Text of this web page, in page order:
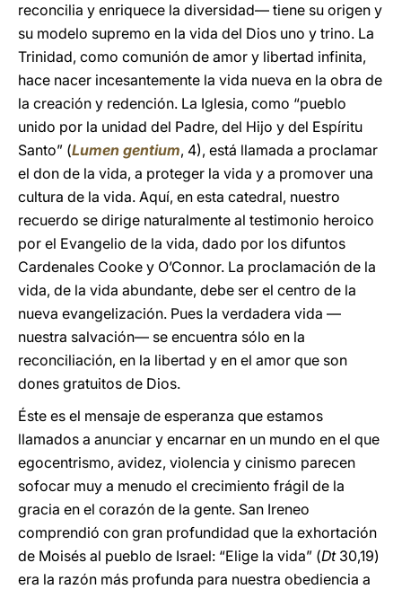
reconcilia y enriquece la diversidad— tiene su origen y
su modelo supremo en la vida del Dios uno y trino. La
Trinidad, como comunión de amor y libertad infinita,
hace nacer incesantemente la vida nueva en la obra de
la creación y redención. La Iglesia, como “pueblo
unido por la unidad del Padre, del Hijo y del Espíritu
Santo” (Lumen gentium, 4), está llamada a proclamar
el don de la vida, a proteger la vida y a promover una
cultura de la vida. Aquí, en esta catedral, nuestro
recuerdo se dirige naturalmente al testimonio heroico
por el Evangelio de la vida, dado por los difuntos
Cardenales Cooke y O’Connor. La proclamación de la
vida, de la vida abundante, debe ser el centro de la
nueva evangelización. Pues la verdadera vida —
nuestra salvación— se encuentra sólo en la
reconciliación, en la libertad y en el amor que son
dones gratuitos de Dios.
Éste es el mensaje de esperanza que estamos
llamados a anunciar y encarnar en un mundo en el que
egocentrismo, avidez, violencia y cinismo parecen
sofocar muy a menudo el crecimiento frágil de la
gracia en el corazón de la gente. San Ireneo
comprendió con gran profundidad que la exhortación
de Moisés al pueblo de Israel: “Elige la vida” (Dt30,19)
era la razón más profunda para nuestra obediencia a